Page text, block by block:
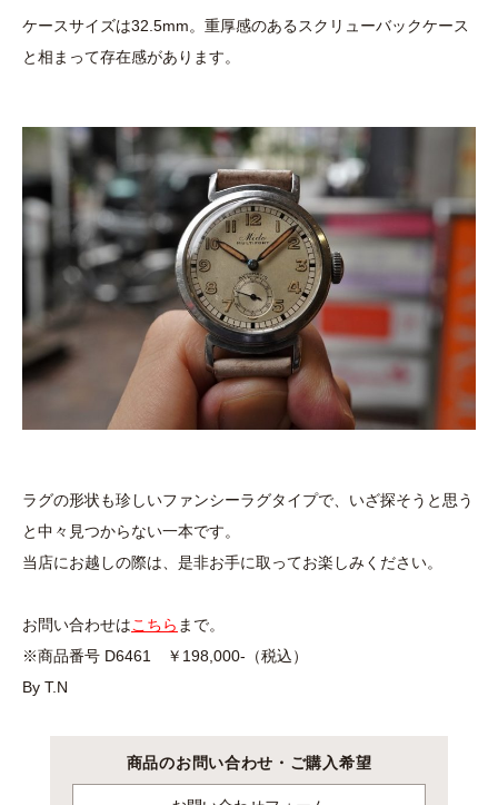
ケースサイズは32.5mm。重厚感のあるスクリューバックケース
と相まって存在感があります。
ラグの形状も珍しいファンシーラグタイプで、いざ探そうと思う
と中々見つからない一本です。
当店にお越しの際は、是非お手に取ってお楽しみください。
お問い合わせはこちら まで。
※商品番号 D6461 ￥198,000-（税込）
By T.N
商品のお問い合わせ・ご購入希望